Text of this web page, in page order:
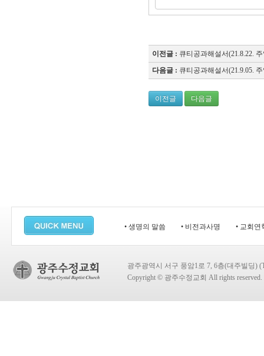
이전글 : 큐티공과해설서(21.8.22.
다음글 : 큐티공과해설서(21.9.05.
이전글 다음글
• 생명의 말씀 • 비전과사명 • 교회연
광주광역시 서구 풍암1로 7, 6층(대주빌딩)
Copyright © 광주수정교회 All rights reserved.